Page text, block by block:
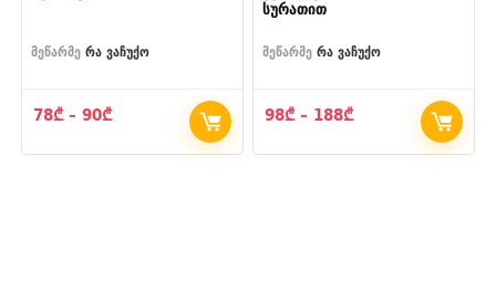
მეწარმე რა ვაჩუქო
78₾ – 90₾Price
78₾
სურათით
მეწარმე რა ვაჩუქო
98₾ – 188₾Price
98₾